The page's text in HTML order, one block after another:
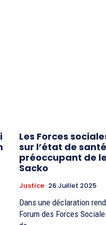
Les Forces
sur l’état de
préoccupant de
Sacko
Justice 26 Juillet 2025
Dans une déclaration
Forum des Forces